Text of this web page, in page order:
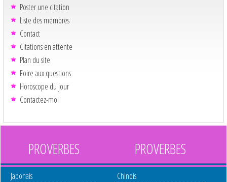
Poster une citation
Liste des membres
Contact
Citations en attente
Plan du site
Foire aux questions
Horoscope du jour
Contactez-moi
PROVERBES
Japonais
PROVERBES
Chinois